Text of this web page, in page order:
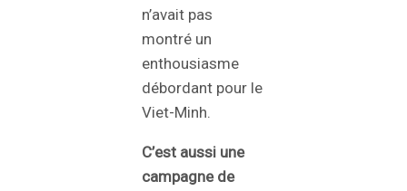
n’avait pas
montré un
enthousiasme
débordant pour le
Viet-Minh.
C’est aussi une
campagne de